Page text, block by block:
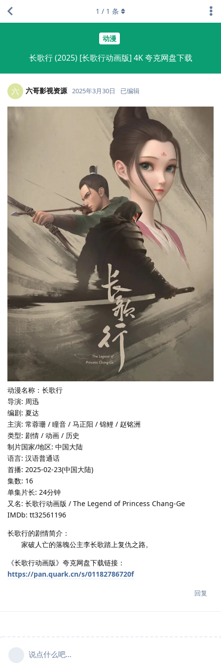
动漫
长歌行 (2025) [长歌行动画版] 4K 夸克网盘下载
1 / 1 条
六 六哥影视资源 2025年3月30日 已编辑
动漫名称：长歌行
导演: 周迅
编剧: 夏达
主演: 常蓉珊 / 瞳音 / 马正阳 / 锦鲤 / 赵铭洲
类型: 剧情 / 动画 / 历史
制片国家/地区: 中国大陆
语言: 汉语普通话
首播: 2025-02-23(中国大陆)
集数: 16
单集片长: 24分钟
又名: 长歌行动画版 / The Legend of Princess Chang-Ge
IMDb: tt32561196
长歌行的剧情简介：
家破人亡的落魄公主李长歌踏上复仇之路。
《长歌行动画版》夸克网盘下载链接：
https://pan.quark.cn/s/01182786720f
回复
说点什么吧...